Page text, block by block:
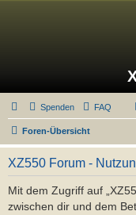
Spenden FAQ
Foren-Übersicht
XZ550 Forum -
Mit dem Zugriff auf
zwischen dir und dem